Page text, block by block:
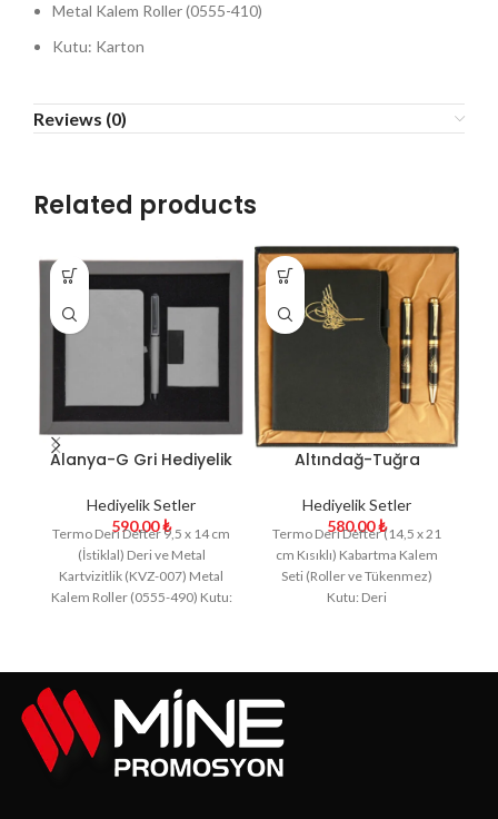
Metal Kalem Roller (0555-410)
Kutu: Karton
Reviews (0)
Related products
Alanya-G Gri Hediyelik
Hediyelik Setler
590.00₺
Termo Deri Defter 9,5 x 14 cm
(İstiklal) Deri ve Metal
Kartvizitlik (KVZ-007) Metal
Kalem Roller (0555-490) Kutu:
Altındağ-Tuğra
Hediyelik Setler
580.00₺
Termo Deri Defter (14,5 x 21
cm Kısıklı) Kabartma Kalem
Seti (Roller ve Tükenmez)
Kutu: Deri